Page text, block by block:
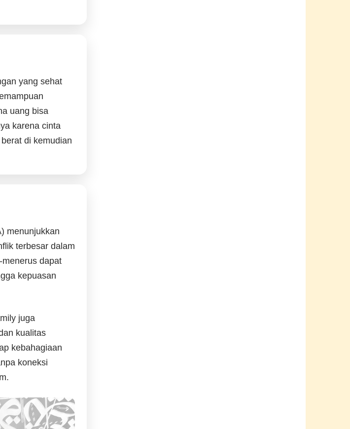
yang sehat
uang bisa
karena cinta
di kemudian
menunjukkan
terbesar dalam
dapat
kepuasan
juga
kualitas
kebahagiaan
koneksi